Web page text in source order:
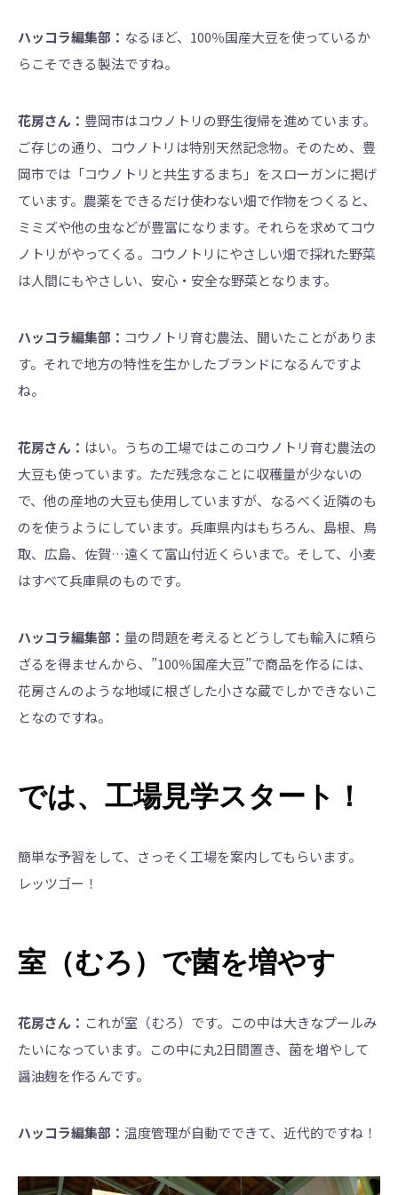
ハッコラ編集部： なるほど、100％国産大豆を使っているか
らこそできる製法ですね。
花房さん： 豊岡市はコウノトリの野生復帰を進めています。
ご存じの通り、コウノトリは特別天然記念物。そのため、豊
岡市では「コウノトリと共生するまち」をスローガンに掲げ
ています。農薬をできるだけ使わない畑で作物をつくると、
ミミズや他の虫などが豊富になります。それらを求めてコウ
ノトリがやってくる。コウノトリにやさしい畑で採れた野菜
は人間にもやさしい、安心・安全な野菜となります。
ハッコラ編集部： コウノトリ育む農法、聞いたことがありま
す。それで地方の特性を生かしたブランドになるんですよ
ね。
花房さん： はい。うちの工場ではこのコウノトリ育む農法の
大豆も使っています。ただ残念なことに収穫量が少ないの
で、他の産地の大豆も使用していますが、なるべく近隣のも
のを使うようにしています。兵庫県内はもちろん、島根、鳥
取、広島、佐賀…遠くて富山付近くらいまで。そして、小麦
はすべて兵庫県のものです。
ハッコラ編集部： 量の問題を考えるとどうしても輸入に頼ら
ざるを得ませんから、”100％国産大豆”で商品を作るには、
花房さんのような地域に根ざした小さな蔵でしかできないこ
となのですね。
では、工場見学スタート！
簡単な予習をして、さっそく工場を案内してもらいます。
レッツゴー！
室（むろ）で菌を増やす
花房さん： これが室（むろ）です。この中は大きなプールみ
たいになっています。この中に丸2日間置き、菌を増やして
醤油麹を作るんです。
ハッコラ編集部： 温度管理が自動でできて、近代的ですね！